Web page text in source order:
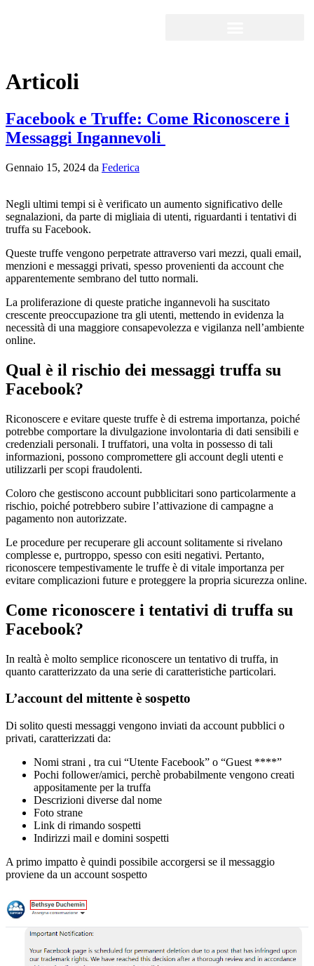
Articoli
Facebook e Truffe: Come Riconoscere i
Messaggi Ingannevoli
Gennaio 15, 2024 da Federica
Negli ultimi tempi si è verificato un aumento significativo delle
segnalazioni, da parte di migliaia di utenti, riguardanti i tentativi di
truffa su Facebook.
Queste truffe vengono perpetrate attraverso vari mezzi, quali email,
menzioni e messaggi privati, spesso provenienti da account che
apparentemente sembrano del tutto normali.
La proliferazione di queste pratiche ingannevoli ha suscitato
crescente preoccupazione tra gli utenti, mettendo in evidenza la
necessità di una maggiore consapevolezza e vigilanza nell’ambiente
online.
Qual è il rischio dei messaggi truffa su
Facebook?
Riconoscere e evitare queste truffe è di estrema importanza, poiché
potrebbe comportare la divulgazione involontaria di dati sensibili e
credenziali personali. I truffatori, una volta in possesso di tali
informazioni, possono compromettere gli account degli utenti e
utilizzarli per scopi fraudolenti.
Coloro che gestiscono account pubblicitari sono particolarmente a
rischio, poiché potrebbero subire l’attivazione di campagne a
pagamento non autorizzate.
Le procedure per recuperare gli account solitamente si rivelano
complesse e, purtroppo, spesso con esiti negativi. Pertanto,
riconoscere tempestivamente le truffe è di vitale importanza per
evitare complicazioni future e proteggere la propria sicurezza online.
Come riconoscere i tentativi di truffa su
Facebook?
In realtà è molto semplice riconoscere un tentativo di truffa, in
quanto caratterizzato da una serie di caratteristiche particolari.
L’account del mittente è sospetto
Di solito questi messaggi vengono inviati da account pubblici o
privati, caratterizzati da:
Nomi strani , tra cui “Utente Facebook” o “Guest ****”
Pochi follower/amici, perchè probabilmente vengono creati
appositamente per la truffa
Descrizioni diverse dal nome
Foto strane
Link di rimando sospetti
Indirizzi mail e domini sospetti
A primo impatto è quindi possibile accorgersi se il messaggio
proviene da un account sospetto